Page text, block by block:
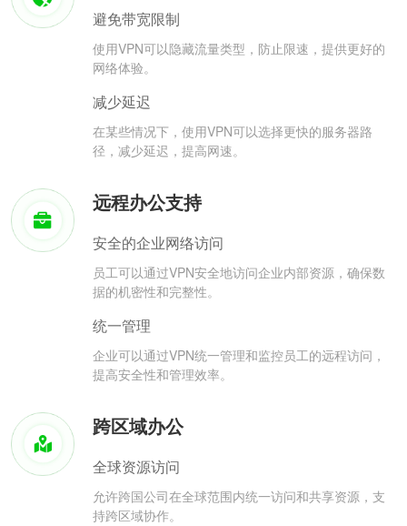
避免带宽限制
使用VPN可以隐藏流量类型，防止限速，提供更好的
网络体验。
减少延迟
在某些情况下，使用VPN可以选择更快的服务器路
径，减少延迟，提高网速。
远程办公支持
安全的企业网络访问
员工可以通过VPN安全地访问企业内部资源，确保数
据的机密性和完整性。
统一管理
企业可以通过VPN统一管理和监控员工的远程访问，
提高安全性和管理效率。
跨区域办公
全球资源访问
允许跨国公司在全球范围内统一访问和共享资源，支
持跨区域协作。